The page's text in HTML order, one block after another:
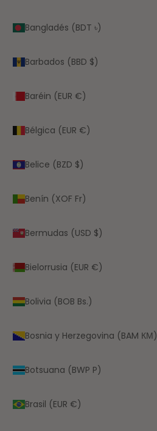
Bangladés (BDT ৳)
Barbados (BBD $)
Baréin (EUR €)
Bélgica (EUR €)
Belice (BZD $)
Benín (XOF Fr)
Bermudas (USD $)
Bielorrusia (EUR €)
Bolivia (BOB Bs.)
Bosnia y Herzegovina (BAM КМ)
Botsuana (BWP P)
Brasil (EUR €)